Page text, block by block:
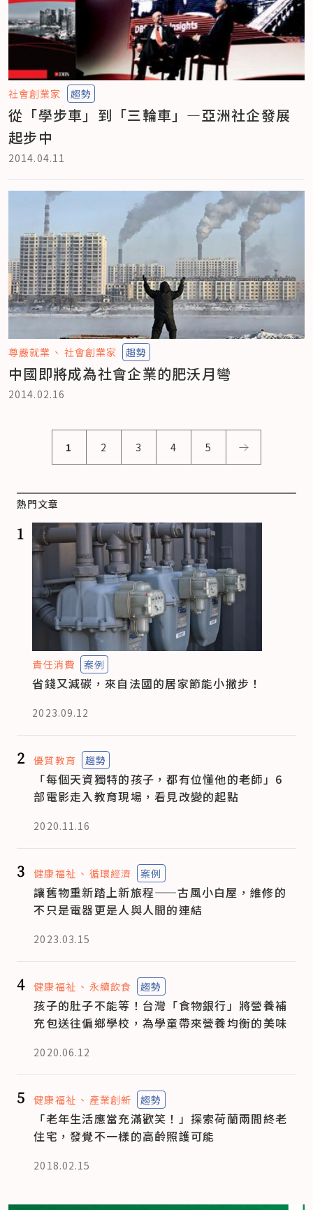
社會創業家 趨勢
從「學步車」到「三輪車」—亞洲社企發展
起步中
2014.04.11
尊嚴就業 社會創業家 趨勢
中國即將成為社會企業的肥沃月彎
2014.02.16
1 2 3 4 5
熱門文章
1
責任消費 案例
省錢又減碳，來自法國的居家節能小撇步！
2023.09.12
2 優質教育 趨勢
「每個天資獨特的孩子，都有位懂他的老師」6
部電影走入教育現場，看見改變的起點
2020.11.16
3 健康福祉 循環經濟 案例
讓舊物重新踏上新旅程——古風小白屋，維修的
不只是電器更是人與人間的連結
2023.03.15
4 健康福祉 永續飲食 趨勢
孩子的肚子不能等！台灣「食物銀行」將營養補
充包送往偏鄉學校，為學童帶來營養均衡的美味
2020.06.12
5 健康福祉 產業創新 趨勢
「老年生活應當充滿歡笑！」探索荷蘭兩間終老
住宅，發覺不一樣的高齡照護可能
2018.02.15